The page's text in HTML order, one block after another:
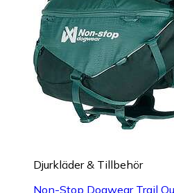
Djurkläder & Tillbehör
Non-Stop Dogwear Trail